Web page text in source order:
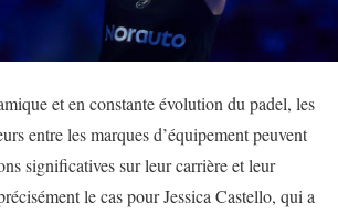
et en constante évolution du padel, les
entre les marques d’équipement peuvent
significatives sur leur carrière et leur
le cas pour Jessica Castello, qui a